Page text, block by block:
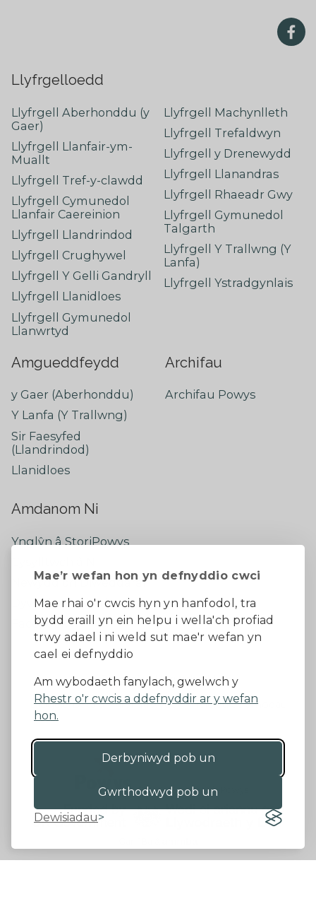
Mae’r wefan hon yn defnyddio cwci
Mae rhai o'r cwcis hyn yn hanfodol, tra
bydd eraill yn ein helpu i wella'ch profiad
trwy adael i ni weld sut mae'r wefan yn
cael ei defnyddio
Am wybodaeth fanylach, gwelwch y
Rhestr o'r cwcis a ddefnyddir ar y wefan
hon.
Derbyniwyd pob un
Gwrthodwyd pob un
Dewisiadau
Llyfrgelloedd
Llyfrgell Aberhonddu (y
Gaer)
Llyfrgell Llanfair-ym-
Muallt
Llyfrgell Tref-y-clawdd
Llyfrgell Cymunedol
Llanfair Caereinion
Llyfrgell Llandrindod
Llyfrgell Crughywel
Llyfrgell Y Gelli Gandryll
Llyfrgell Llanidloes
Llyfrgell Gymunedol
Llanwrtyd
Llyfrgell Machynlleth
Llyfrgell Trefaldwyn
Llyfrgell y Drenewydd
Llyfrgell Llanandras
Llyfrgell Rhaeadr Gwy
Llyfrgell Gymunedol
Talgarth
Llyfrgell Y Trallwng (Y
Lanfa)
Llyfrgell Ystradgynlais
Amgueddfeydd
y Gaer (Aberhonddu)
Y Lanfa (Y Trallwng)
Sir Faesyfed
(Llandrindod)
Llanidloes
Archifau
Archifau Powys
Amdanom Ni
Ynglŷn â StoriPowys
Newyddion Diweddaraf
Dywedwch eich barn
Facebook
Datganiad Hygyrchedd
Diogelu Data a Phreifatrwydd
Telerau ac amodau
©2026 - Cyngor Sir Powys